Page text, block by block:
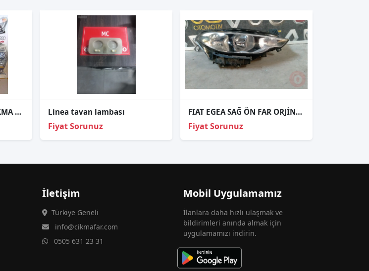
FİAT PUNTO ORJINAL ÇIKMA SOL FAR Linea tavan lambası
Fiyat Sorunuz
FIAT EGEA SAĞ ÖN FAR ORJİNAL ÇIKMA PARÇALARI
Fiyat Sorunuz
İletişim
Türkiye Geneli
info@cikmafar.com
0505 631 23 31
Mobil Uygulamamız
İlanlara daha hızlı ulaşmak ve
bildirimleri anında almak için
uygulamamızı indirin.